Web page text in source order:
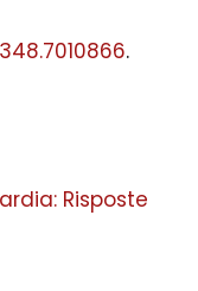
348.7010866.
Risposte